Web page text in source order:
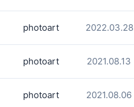
photoart 2022.03.28
photoart 2021.08.13
photoart 2021.08.06